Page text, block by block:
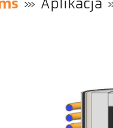
Aplikacja